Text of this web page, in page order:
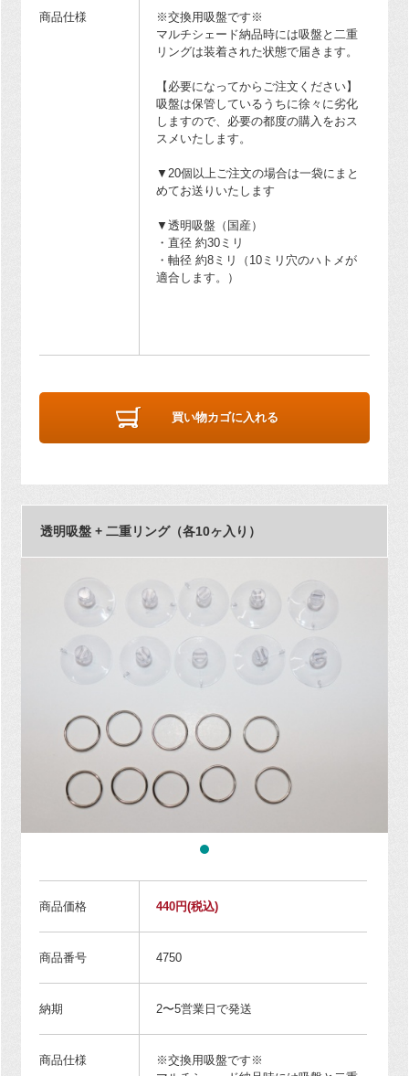
商品仕様
※交換用吸盤です※
マルチシェード納品時には吸盤と二重
リングは装着された状態で届きます。
【必要になってからご注文ください】
吸盤は保管しているうちに徐々に劣化
しますので、必要の都度の購入をおス
スメいたします。
▼20個以上ご注文の場合は一袋にまと
めてお送りいたします
▼透明吸盤（国産）
・直径 約30ミリ
・軸径 約8ミリ（10ミリ穴のハトメが
適合します。）
買い物カゴに入れる
透明吸盤 + 二重リング（各10ヶ入り）
商品価格 440円(税込)
商品番号 4750
納期 2〜5営業日で発送
商品仕様
※交換用吸盤です※